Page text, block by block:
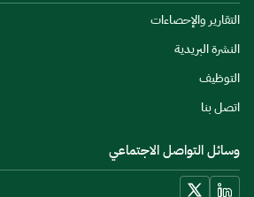
التقارير والإحصاءات
النشرة البريدية
التوظيف
اتصل بنا
وسائل التواصل الاجتماعي